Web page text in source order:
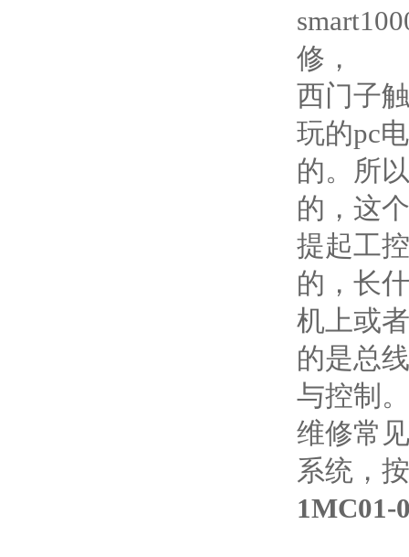
修，
西门子
玩的pc
的。所
的，这
提起工
的，长
机上或
的是总
与控制
维修常
系统，
1MC01-